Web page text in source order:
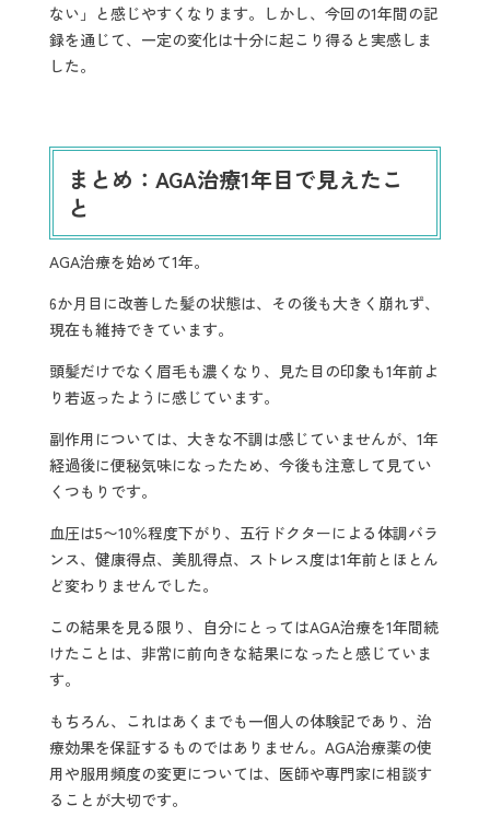
ない」と感じやすくなります。しかし、今回の1年間の記
録を通じて、一定の変化は十分に起こり得ると実感しま
した。
まとめ：AGA治療1年目で見えたこ
と
AGA治療を始めて1年。
6か月目に改善した髪の状態は、その後も大きく崩れず、
現在も維持できています。
頭髪だけでなく眉毛も濃くなり、見た目の印象も1年前よ
り若返ったように感じています。
副作用については、大きな不調は感じていませんが、1年
経過後に便秘気味になったため、今後も注意して見てい
くつもりです。
血圧は5〜10％程度下がり、五行ドクターによる体調バラ
ンス、健康得点、美肌得点、ストレス度は1年前とほとん
ど変わりませんでした。
この結果を見る限り、自分にとってはAGA治療を1年間続
けたことは、非常に前向きな結果になったと感じていま
す。
もちろん、これはあくまでも一個人の体験記であり、治
療効果を保証するものではありません。AGA治療薬の使
用や服用頻度の変更については、医師や専門家に相談す
ることが大切です。